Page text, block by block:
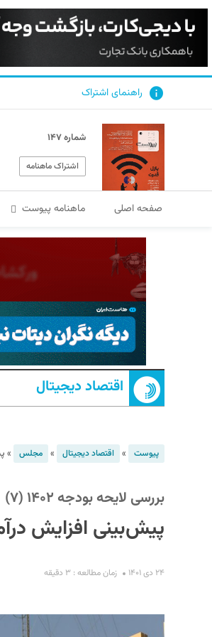
راهنمای اشتراک
شماره ۱۴۷
اشتراک ماهنامه
صفحه اصلی ماهنامه پیوست
اقتصاد دیجیتال
پیوست » اقتصاد دیجیتال » مجلس »
بررسی لایحه بودجه ۱۴۰۲ (۷)
پیش‌بینی افزایش
۲۴ دی ۱۴۰۱ زمان مطالعه : ۳ دقیقه